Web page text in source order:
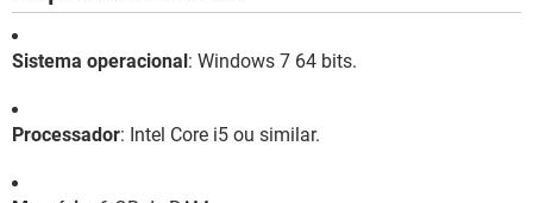
Sistema operacional: Windows 7 64 bits.
Processador: Intel Core i5 ou similar.